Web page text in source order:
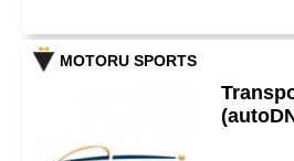
MOTORU SPORTS